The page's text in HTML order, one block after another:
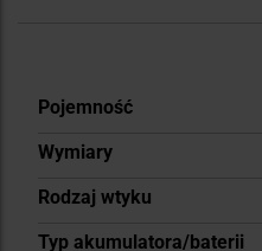
Więcej
Pojemność
Wymiary
Rodzaj wtyku
Typ akumulatora/baterii